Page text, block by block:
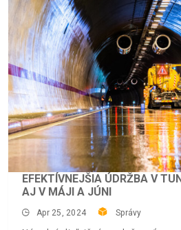
EFEKTÍVNEJŠIA ÚDRŽBA V
AJ V MÁJI A JÚNI
Apr 25, 2024 Správy